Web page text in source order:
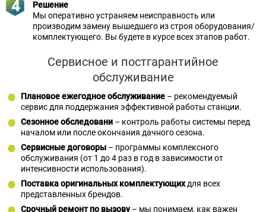
Решение
Мы оперативно устраняем неисправность или
производим замену вышедшего из строя оборудования/
комплектующего. Вы будете в курсе всех этапов работ.
Сервисное и постгарантийное
обслуживание
Плановое ежегодное обслуживание – рекомендуемый
сервис для поддержания эффективной работы станции.
Сезонное обследовани – контроль работы системы перед
началом или после окончания дачного сезона.
Сервисные договоры – программы комплексного
обслуживания (от 1 до 4 раз в год в зависимости от
интенсивности использования).
Поставка оригинальных комплектующихдля всех
представленных брендов.
Срочный ремонт по вызову– мы понимаем, как важен